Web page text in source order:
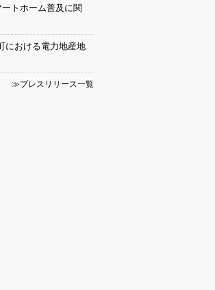
トホーム普及に関
における電力地産地
≫プレスリリース一覧